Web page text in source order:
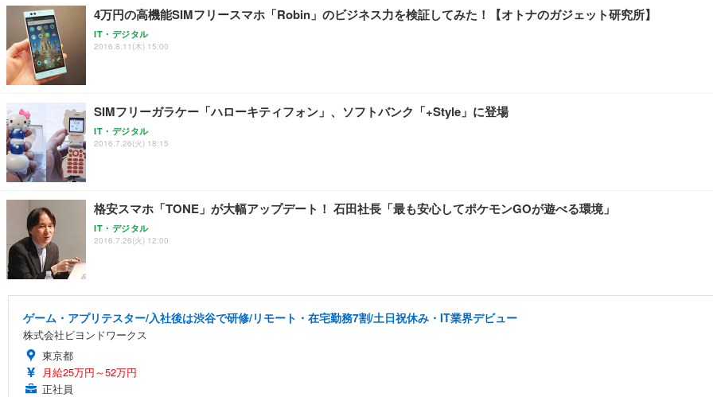
4万円の高機能SIMフリースマホ「Robin」のビジネス力を検証してみた！【オトナのガジェット研究所】
IT・デジタル
2016.8.11(木) 15:00
SIMフリーガラケー「ハローキティフォン」、ソフトバンク「+Style」に登場
IT・デジタル
2016.7.26(火) 18:15
格安スマホ「TONE」が大幅アップデート！ 石田社長「最も安心してポケモンGOが遊べる環境」
IT・デジタル
2016.7.26(火) 12:00
ゲーム・アプリテスター/入社後は渋谷で研修/リモート・在宅勤務7割/土日祝休み・IT業界デビュー
株式会社ビヨンドワークス
東京都
月給25万円～52万円
正社員